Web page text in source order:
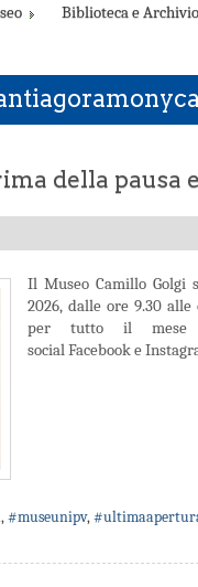
Biblioteca e Archivio
della pausa
Il Museo Camillo Golgi
2026, dalle ore 9.30
per tutto il mese
social Facebook e
,#museunipv,